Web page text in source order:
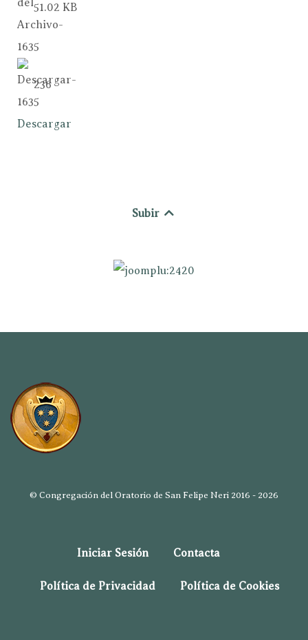
51.02 KB
236
Descargar
Subir
© Congregación del Oratorio de San Felipe Neri 2016 - 2026
Iniciar Sesión Contacta
Política de Privacidad Política de Cookies